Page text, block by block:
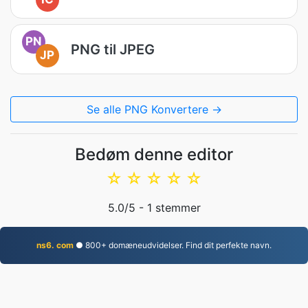
PN
JP
PNG til JPEG
Se alle PNG Konvertere →
Bedøm denne editor
☆
☆
☆
☆
☆
5.0/5 - 1 stemmer
ns6. com ● 800+ domæneudvidelser. Find dit perfekte navn.